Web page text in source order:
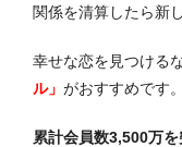
関係を清算したら新
幸せな恋を見つけるな
ル」 がおすすめです。
累計会員数3,500万